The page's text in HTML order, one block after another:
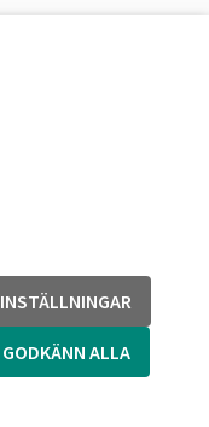
INSTÄLLNINGAR
GODKÄNN ALLA